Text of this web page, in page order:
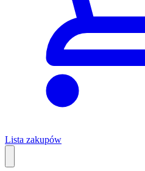
Lista zakupów